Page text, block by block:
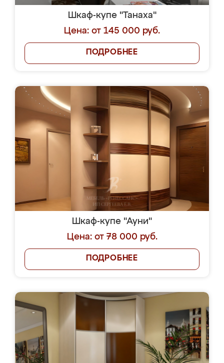
Шкаф-купе "Танаха"
Цена: от 145 000 руб.
ПОДРОБНЕЕ
Шкаф-купе "Ауни"
Цена: от 78 000 руб.
ПОДРОБНЕЕ